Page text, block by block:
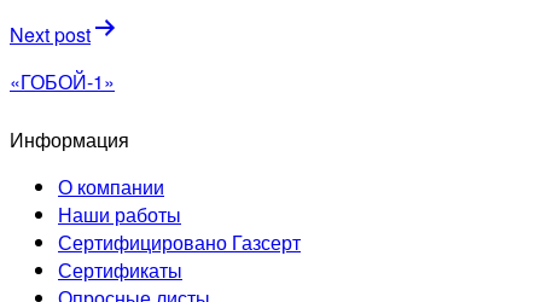
записям
Next post
«ГОБОЙ-1»
Информация
О компании
Наши работы
Сертифицировано Газсерт
Сертификаты